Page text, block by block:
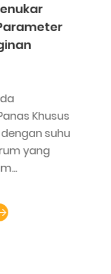
Khusus
suhu
yang